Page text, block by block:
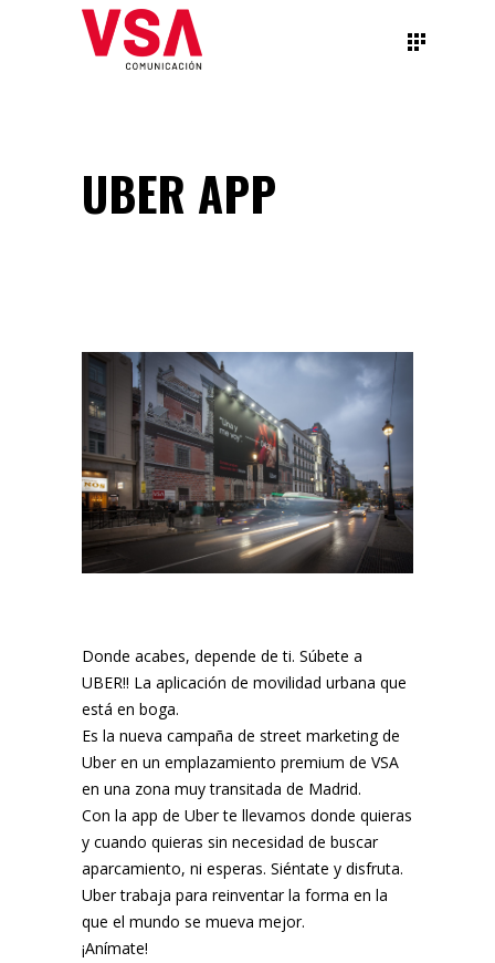
UBER APP
Donde acabes, depende de ti. Súbete a
UBER!! La aplicación de movilidad urbana que
está en boga.
Es la nueva campaña de street marketing de
Uber en un emplazamiento premium de VSA
en una zona muy transitada de Madrid.
Con la app de Uber te llevamos donde quieras
y cuando quieras sin necesidad de buscar
aparcamiento, ni esperas. Siéntate y disfruta.
Uber trabaja para reinventar la forma en la
que el mundo se mueva mejor.
¡Anímate!